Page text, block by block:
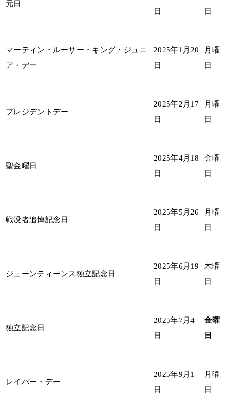
元日
日
日
マーティン・ルーサー・キング・ジュニ
ア・デー
2025年1月20
日
月曜
日
プレジデントデー
2025年2月17
日
月曜
日
聖金曜日
2025年4月18
日
金曜
日
戦没者追悼記念日
2025年5月26
日
月曜
日
ジューンティーンス独立記念日
2025年6月19
日
木曜
日
独立記念日
2025年7月4
日
金曜
日
レイバー・デー
2025年9月1
日
月曜
日